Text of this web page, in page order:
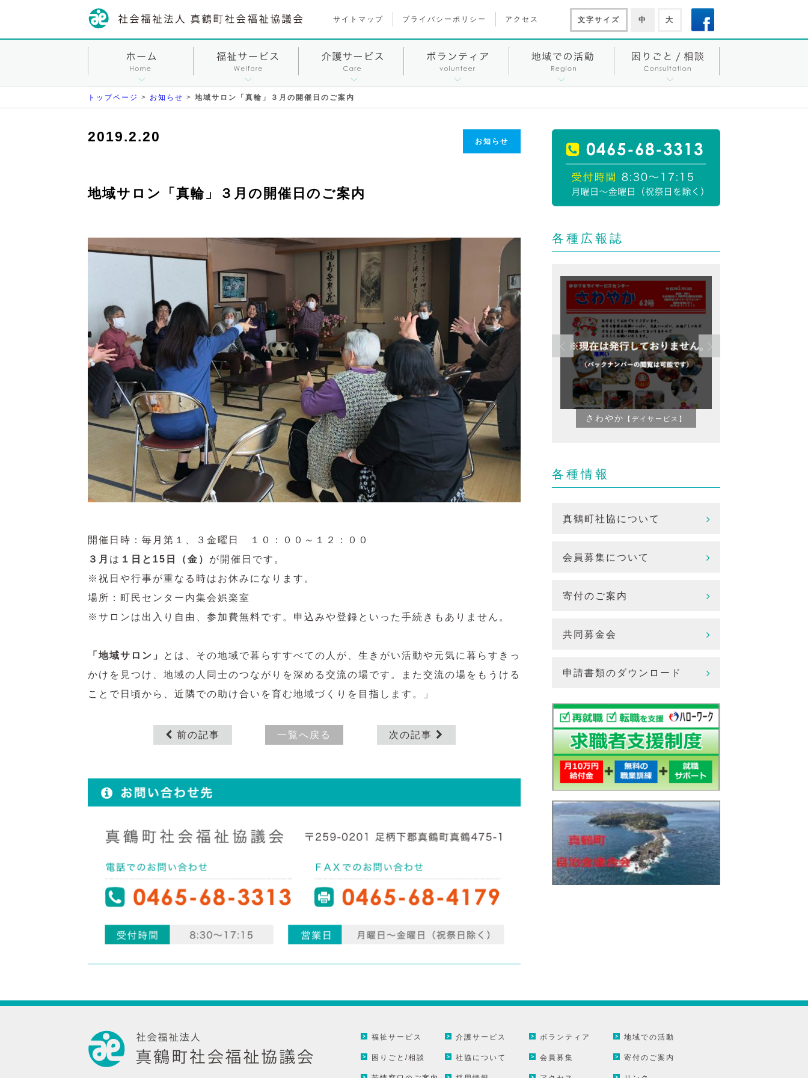
サイトマップ プライバシーポリシー アクセス 文字サイズ 中 大
トップページ > お知らせ > 地域サロン「真輪」３月の開催日のご案内
2019.2.20 お知らせ
地域サロン「真輪」３月の開催日のご案内
開催日時：毎月第１、３金曜日 １０：００～１２：００
３月 は １ 日と15日（金） が開催日です。
※祝日や行事が重なる時はお休みになります。
場所：町民センター内集会娯楽室
※サロンは出入り自由、参加費無料です。申込みや登録といった手続きもありません。
「 地域サロン」
とは、その地域で暮らすすべての人が、生きがい活動や元気に暮らすきっ
かけを見つけ、地域の人同士のつながりを深める交流の場です。また交流の場をもうける
ことで日頃から、近隣での助け合いを育む地域づくりを目指します。」
前の記事 一覧へ戻る 次の記事
各種広報誌
かわら版 社協まなづる さわやか 【デイサービス】
各種情報
真鶴町社協について
会員募集について
寄付のご案内
共同募金会
申請書類のダウンロード
福祉サービス 介護サービス ボランティア 地域での活動
困りごと/相談 社協について 会員募集 寄付のご案内